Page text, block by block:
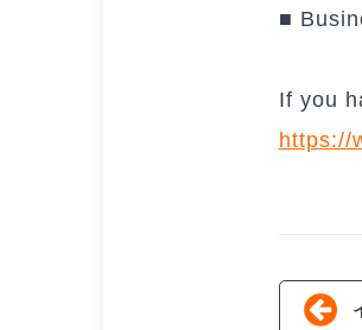
■
If you
https://